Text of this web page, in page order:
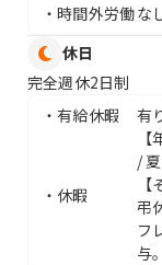
・時間外労働な
休日
完全週休2日制
・有給休暇
有
・休暇
/
弔
フ
与